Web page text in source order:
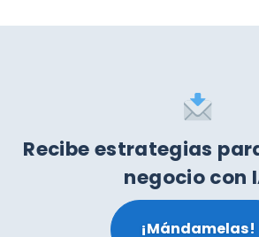
Recibe estrategias
negocio con
¡Mándamelas!